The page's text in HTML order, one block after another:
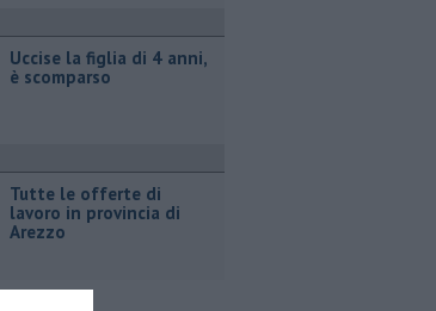
Uccise la figlia di 4 anni,
è scomparso
​Tutte le offerte di
lavoro in provincia di
Arezzo